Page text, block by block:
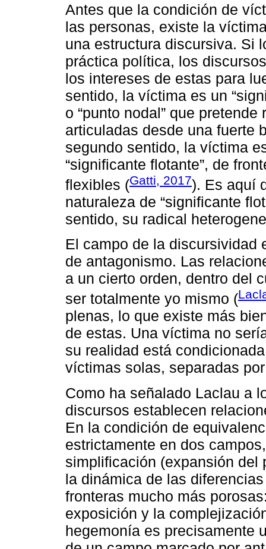
Antes que la condición de
las personas, existe la
una estructura discursiva. Si
práctica política, los
los intereses de estas para
sentido, la víctima es un
o “punto nodal” que
articuladas desde una fuerte
segundo sentido, la víctima
“significante flotante”, de
flexibles (Gatti, 2017). Es aquí
naturaleza de “significante
sentido, su radical
El campo de la discursividad
de antagonismo. Las
a un cierto orden, dentro del
ser totalmente yo mismo (
plenas, lo que existe más
de estas. Una víctima no
su realidad está
víctimas solas, separadas
Como ha señalado Laclau a
discursos establecen
En la condición de
estrictamente en dos
simplificación (expansión del
la dinámica de las
fronteras mucho más
exposición y la
hegemonía es precisamente